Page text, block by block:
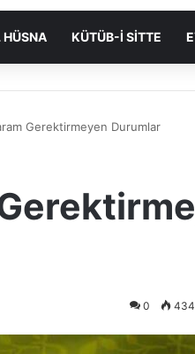
HÜSNA KÜTÜB-I SITTE
Gerektirmeyen Durumlar
0 434